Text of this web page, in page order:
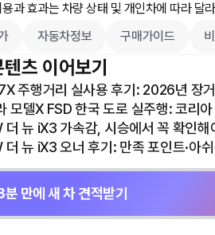
과 효과는 차량 상태 및 개인차에 따라 달
자동차정보 구매가이드
츠 이어보기
주행거리 실사용 후기: 2026년 장
모델X FSD 한국 도로 실주행: 코리
더 뉴 iX3 가속감, 시승에서 꼭 확인
더 뉴 iX3 오너 후기: 만족 포인트·아
분 만에 새 차 견적받기